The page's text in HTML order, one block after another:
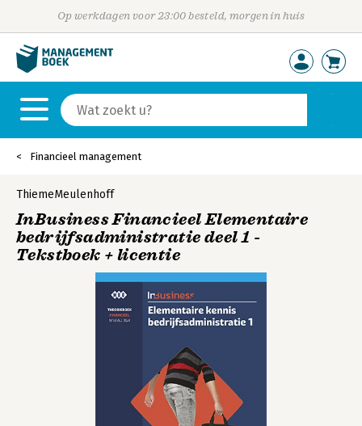
Op werkdagen voor 23:00 besteld, morgen in huis
Financieel management
ThiemeMeulenhoff
InBusiness Financieel Elementaire
bedrijfsadministratie deel 1 -
Tekstboek + licentie